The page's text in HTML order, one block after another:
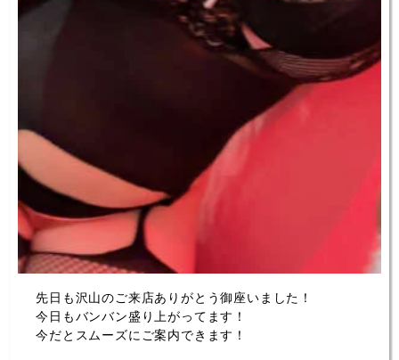
先日も沢山のご来店ありがとう御座いました！
今日もバンバン盛り上がってます！
今だとスムーズにご案内できます！